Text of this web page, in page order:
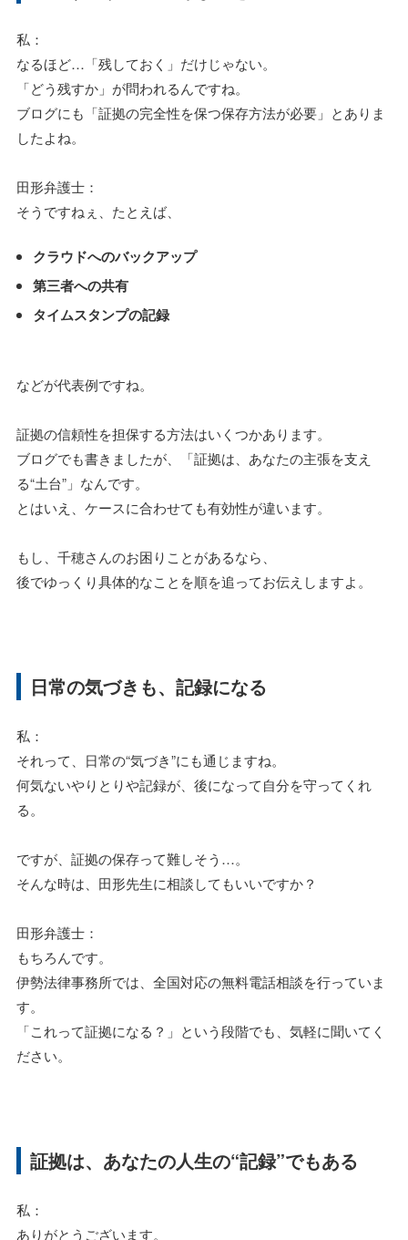
私：
なるほど…「残しておく」だけじゃない。
「どう残すか」が問われるんですね。
ブログにも「証拠の完全性を保つ保存方法が必要」とありま
したよね。
田形弁護士：
そうですねぇ、たとえば、
クラウドへのバックアップ
第三者への共有
タイムスタンプの記録
などが代表例ですね。
証拠の信頼性を担保する方法はいくつかあります。
ブログでも書きましたが、「証拠は、あなたの主張を支え
る“土台”」なんです。
とはいえ、ケースに合わせても有効性が違います。
もし、千穂さんのお困りことがあるなら、
後でゆっくり具体的なことを順を追ってお伝えしますよ。
日常の気づきも、記録になる
私：
それって、日常の“気づき”にも通じますね。
何気ないやりとりや記録が、後になって自分を守ってくれ
る。
ですが、証拠の保存って難しそう…。
そんな時は、田形先生に相談してもいいですか？
田形弁護士：
もちろんです。
伊勢法律事務所では、全国対応の無料電話相談を行っていま
す。
「これって証拠になる？」という段階でも、気軽に聞いてく
ださい。
証拠は、あなたの人生の“記録”でもある
私：
ありがとうございます。